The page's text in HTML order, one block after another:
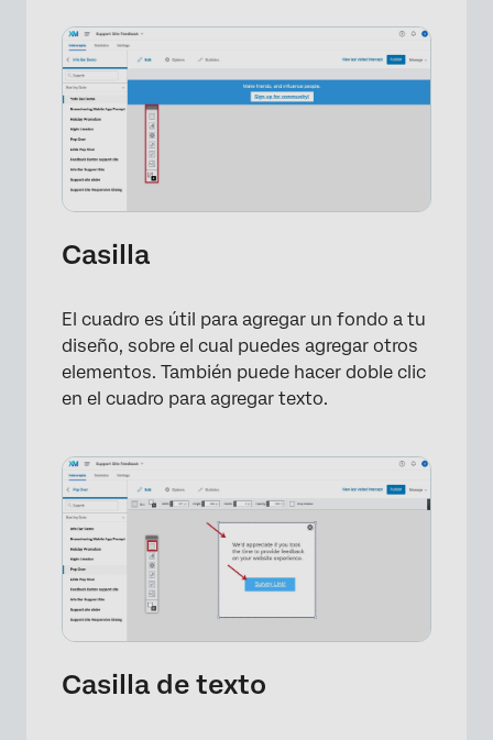
×
Casilla
El cuadro es útil para agregar un fondo a tu
diseño, sobre el cual puedes agregar otros
elementos. También puede hacer doble clic
en el cuadro para agregar texto.
Casilla de texto